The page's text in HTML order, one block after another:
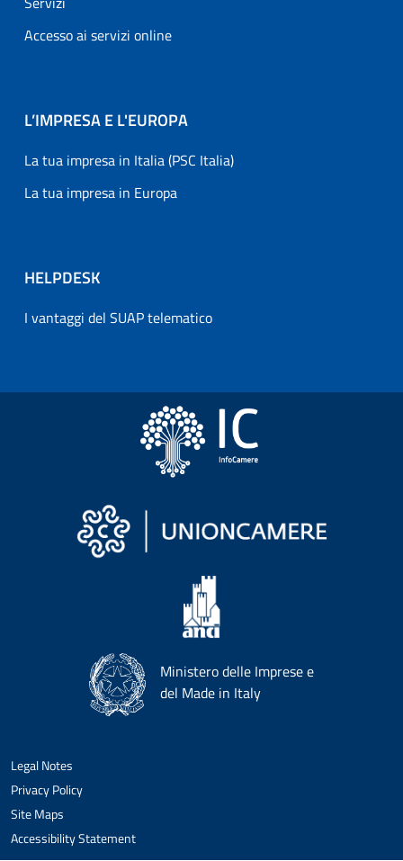
Accesso ai servizi online
L’IMPRESA E L'EUROPA
La tua impresa in Italia (PSC Italia)
La tua impresa in Europa
HELPDESK
I vantaggi del SUAP telematico
Ministero delle Imprese e
del Made in Italy
Legal Notes
Privacy Policy
Site Maps
Accessibility Statement